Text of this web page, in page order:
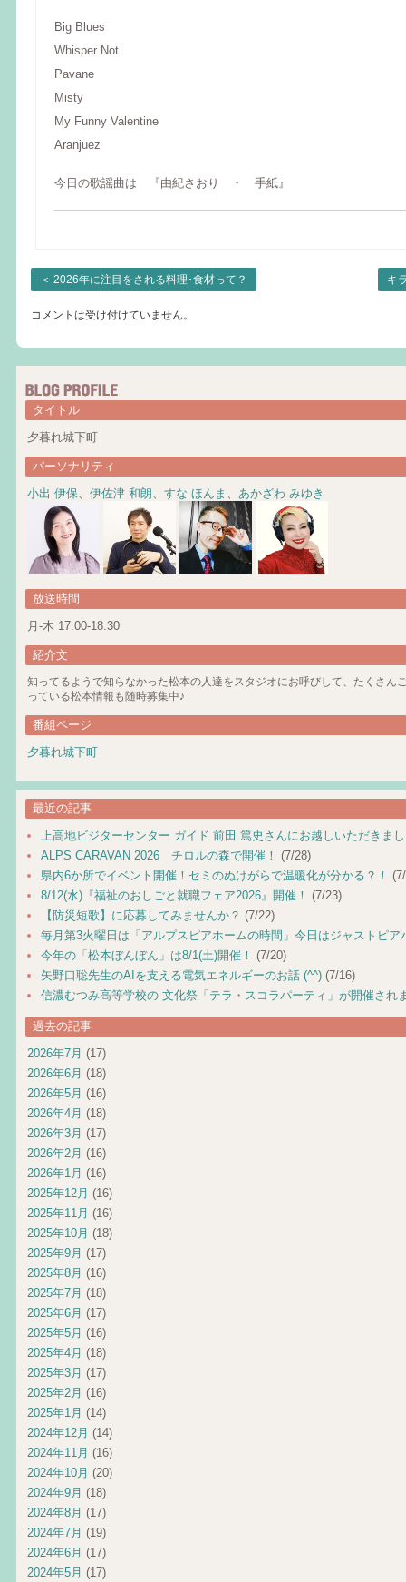
Big Blues
Whisper Not
Pavane
Misty
My Funny Valentine
Aranjuez
今日の歌謡曲は 『由紀さおり ・ 手紙』
＜ 2026年に注目をされる料理･食材って？ キ
コメントは受け付けていません。
タイトル
夕暮れ城下町
パーソナリティ
小出 伊保、 伊佐津 和朗、 すな ほんま 、 あかざわ みゆき
放送時間
月-木 17:00-18:30
紹介文
知ってるようで知らなかった松本の人達をスタジオにお呼びして、たくさん
っている松本情報も随時募集中♪
番組ページ
夕暮れ城下町
最近の記事
上高地ビジターセンター ガイド 前田 篤史さんにお越しいただきま
ALPS CARAVAN 2026 チロルの森で開催！ (7/28)
県内6か所でイベント開催！セミのぬけがらで温暖化が分かる？！
8/12(水)『福祉のおしごと就職フェア2026』開催！ (7/23)
【防災短歌】に応募してみませんか？ (7/22)
毎月第3火曜日は「アルプスピアホームの時間」今日はジャストピア
今年の「松本ぼんぼん」は8/1(土)開催！ (7/20)
矢野口聡先生のAIを支える電気エネルギーのお話 (^^) (7/16)
信濃むつみ高等学校の 文化祭「テラ・スコラパーティ」が開催され
過去の記事
2026年7月 (17)
2026年6月 (18)
2026年5月 (16)
2026年4月 (18)
2026年3月 (17)
2026年2月 (16)
2026年1月 (16)
2025年12月 (16)
2025年11月 (16)
2025年10月 (18)
2025年9月 (17)
2025年8月 (16)
2025年7月 (18)
2025年6月 (17)
2025年5月 (16)
2025年4月 (18)
2025年3月 (17)
2025年2月 (16)
2025年1月 (14)
2024年12月 (14)
2024年11月 (16)
2024年10月 (20)
2024年9月 (18)
2024年8月 (17)
2024年7月 (19)
2024年6月 (17)
2024年5月 (17)